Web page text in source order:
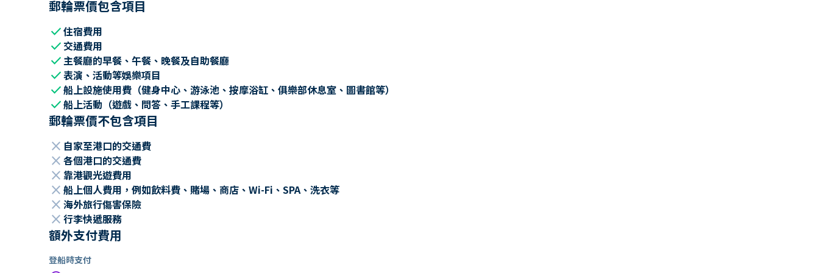
郵輪票價包含項目
check住宿費用
check 交通費用
check主餐廳的早餐、午餐、晚餐及自助餐廳
check表演、活動等娛樂項目
check船上設施使用費（健身中心、游泳池、按摩浴缸、俱樂部休息室、圖書館等）
check船上活動（遊戲、問答、手工課程等）
郵輪票價不包含項目
close 自家至港口的交通費
close 各個港口的交通費
close 靠港觀光遊費用
close 船上個人費用，例如飲料費、賭場、商店、Wi-Fi、SPA、洗衣等
close 海外旅行傷害保險
close 行李快遞服務
額外支付費用
登船時支付